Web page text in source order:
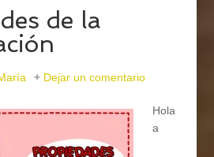
de la
Dejar un comentario
Hola
a